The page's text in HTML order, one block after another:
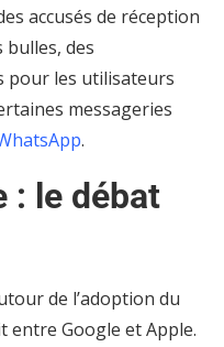
accusés de réception
bulles, des
pour les utilisateurs
messageries
.
: le débat
de l’adoption du
entre Google et Apple.